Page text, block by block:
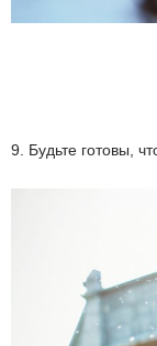
9. Будьте готовы,